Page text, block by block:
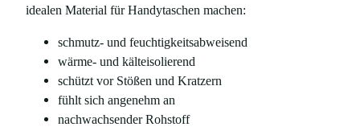
idealen Material für Handytaschen machen:
schmutz- und feuchtigkeitsabweisend
wärme- und kälteisolierend
schützt vor Stößen und Kratzern
fühlt sich angenehm an
nachwachsender Rohstoff